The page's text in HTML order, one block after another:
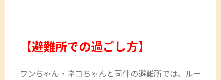
【避難所での過ごし方】
ワンちゃん・ネコちゃんと同伴の避難所では、ルー